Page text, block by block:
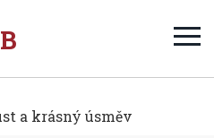
a krásný úsměv